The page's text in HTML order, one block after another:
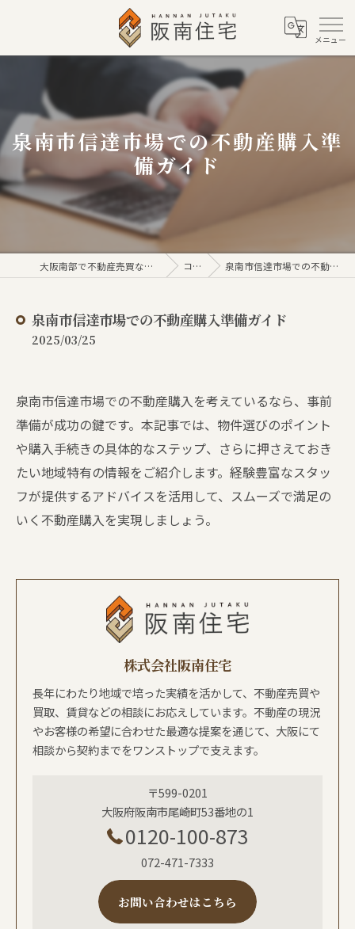
泉南市信達市場での不動産購入準
備ガイド
大阪南部で不動産売買なら株式会社阪南住宅 コラム 泉南市信達市場での不動産購入準備ガイド
泉南市信達市場での不動産購入準備ガイド
2025/03/25
泉南市信達市場での不動産購入を考えているなら、事前
準備が成功の鍵です。本記事では、物件選びのポイント
や購入手続きの具体的なステップ、さらに押さえておき
たい地域特有の情報をご紹介します。経験豊富なスタッ
フが提供するアドバイスを活用して、スムーズで満足の
いく不動産購入を実現しましょう。
株式会社阪南住宅
長年にわたり地域で培った実績を活かして、不動産売買や
買取、賃貸などの相談にお応えしています。不動産の現況
やお客様の希望に合わせた最適な提案を通じて、大阪にて
相談から契約までをワンストップで支えます。
〒599-0201
大阪府阪南市尾崎町53番地の1
0120-100-873
072-471-7333
お問い合わせはこちら